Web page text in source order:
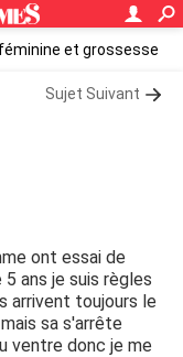
et grossesse
Sujet Suivant
ont essai de
ans je suis règles
arrivent toujours le
sa s'arrête
ventre donc je me